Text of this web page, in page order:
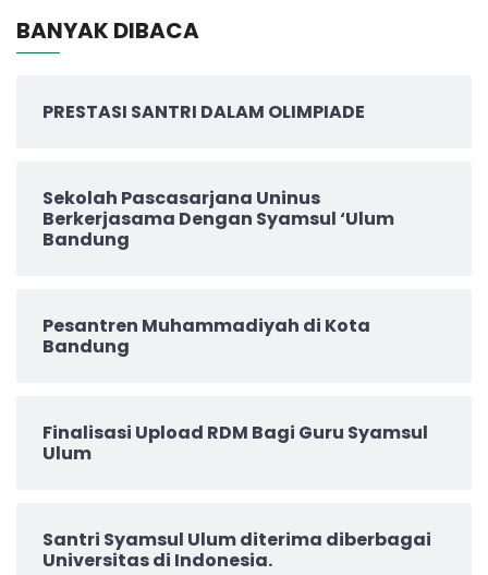
BANYAK DIBACA
PRESTASI SANTRI DALAM OLIMPIADE
Sekolah Pascasarjana Uninus
Berkerjasama Dengan Syamsul ‘Ulum
Bandung
Pesantren Muhammadiyah di Kota
Bandung
Finalisasi Upload RDM Bagi Guru Syamsul
Ulum
Santri Syamsul Ulum diterima diberbagai
Universitas di Indonesia.